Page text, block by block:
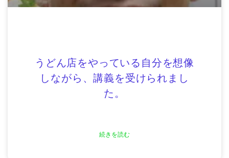
うどん店をやっている自分を想像
しながら、講義を受けられまし
た。
続きを読む